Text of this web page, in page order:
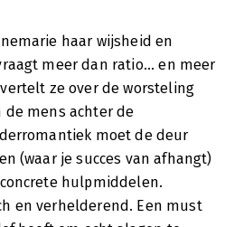
haar wijsheid en
meer dan ratio... en meer
ze over de worsteling
de mens achter de
moet de deur
(waar je succes van afhangt)
hulpmiddelen.
en verhelderend. Een must